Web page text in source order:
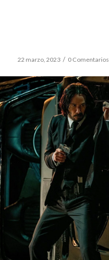
22 marzo, 2023 / 0 Comentarios